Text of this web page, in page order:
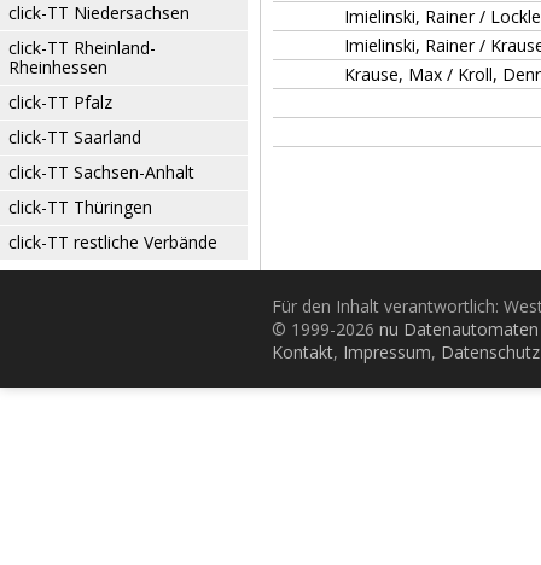
click-TT Niedersachsen
click-TT Rheinland-
Rheinhessen
click-TT Pfalz
click-TT Saarland
click-TT Sachsen-Anhalt
click-TT Thüringen
click-TT restliche Verbände
Imielinski, Rainer /
Imielinski, Rainer /
Krause, Max / Kroll,
Für den Inhalt verantwortlich:
© 1999-2026 nu
Kontakt, Impressum, Datenschutz